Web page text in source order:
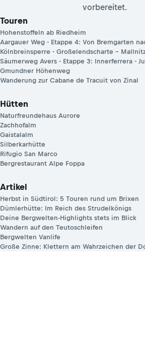
vorbereitet.
Touren
Hohenstoffeln ab Riedheim
Aargauer Weg - Etappe 4: Von Bremgarten
Kölnbreinsperre - Großelendscharte –
Säumerweg Avers - Etappe 3: Innerferrera -
Gmundner Höhenweg
Wanderung zur Cabane de Tracuit von Zinal
Hütten
Naturfreundehaus Aurore
Zachhofalm
Gaistalalm
Silberkarhütte
Rifugio San Marco
Bergrestaurant Alpe Foppa
Artikel
Herbst in Südtirol: 5 Touren rund um Brixen
Dümlerhütte: Im Reich des Strudelkönigs
Deine Bergwelten-Highlights stets im Blick
Wandern auf den Teutoschleifen
Bergwelten Vanlife
Große Zinne: Klettern am Wahrzeichen der